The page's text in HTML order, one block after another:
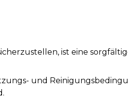
ist eine
und